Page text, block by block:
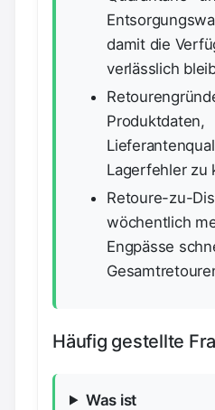
damit die
verlässlich
Produktdaten,
Lagerfehler zu
Retoure-zu-
wöchentlich
Engpässe
Häufig gestellte
Was ist